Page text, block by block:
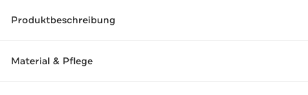
Produktbeschreibung
Material & Pflege